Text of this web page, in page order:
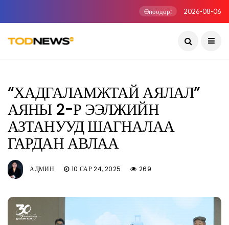
Өнөөдөр: 2026-08-06
“ХАДГАЛАМЖТАЙ АЯЛАЛ”
АЯНЫ 2-Р ЭЭЛЖИЙН
АЗТАНУУД ШАГНАЛАА
ГАРДАН АВЛАА
АДМИН 10 САР 24, 2025 269